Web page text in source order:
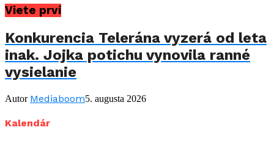
Viete prví
Konkurencia Telerána vyzerá od leta
inak. Jojka potichu vynovila ranné
vysielanie
Autor Mediaboom5. augusta 2026
Kalendár